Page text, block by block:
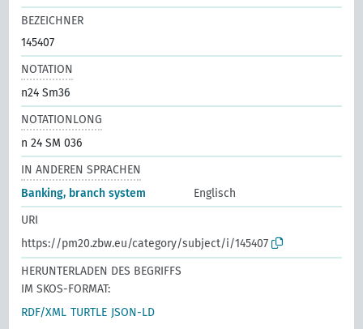
BEZEICHNER
145407
NOTATION
n24 Sm36
NOTATIONLONG
n 24 SM 036
IN ANDEREN SPRACHEN
Banking, branch system
Englisch
URI
https://pm20.zbw.eu/category/subject/i/145407
HERUNTERLADEN DES BEGRIFFS
IM SKOS-FORMAT:
RDF/XML TURTLE JSON-LD